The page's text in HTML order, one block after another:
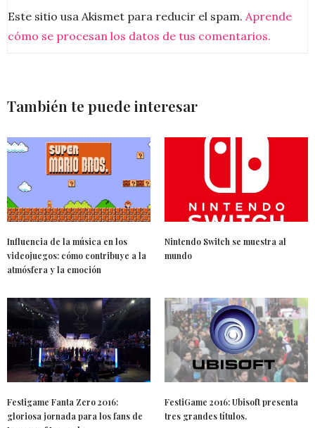
Este sitio usa Akismet para reducir el spam. Aprende
cómo se procesan los datos de tus comentarios.
También te puede interesar
Influencia de la música en los
videojuegos: cómo contribuye a la
atmósfera y la emoción
Nintendo Switch se muestra al
mundo
Festigame Fanta Zero 2016:
gloriosa jornada para los fans de
FestiGame 2016: Ubisoft presenta
tres grandes títulos.